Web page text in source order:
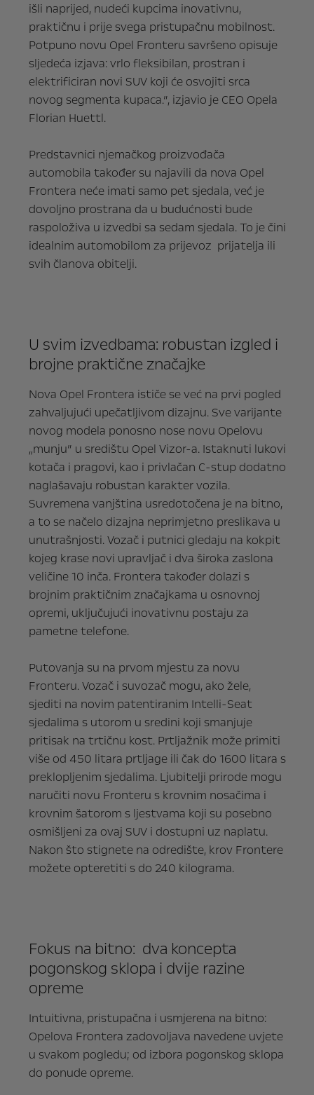
išli naprijed, nudeći kupcima inovativnu,
praktičnu i prije svega pristupačnu mobilnost.
Potpuno novu Opel Fronteru savršeno opisuje
sljedeća izjava: vrlo fleksibilan, prostran i
elektrificiran novi SUV koji će osvojiti srca
novog segmenta kupaca.”, izjavio je CEO Opela
Florian Huettl.
Predstavnici njemačkog proizvođača
automobila također su najavili da nova Opel
Frontera neće imati samo pet sjedala, već je
dovoljno prostrana da u budućnosti bude
raspoloživa u izvedbi sa sedam sjedala. To je čini
idealnim automobilom za prijevoz prijatelja ili
svih članova obitelji.
U svim izvedbama: robustan izgled i
brojne praktične značajke
Nova Opel Frontera ističe se već na prvi pogled
zahvaljujući upečatljivom dizajnu. Sve varijante
novog modela ponosno nose novu Opelovu
„munju” u središtu Opel Vizor-a. Istaknuti lukovi
kotača i pragovi, kao i privlačan C-stup dodatno
naglašavaju robustan karakter vozila.
Suvremena vanjština usredotočena je na bitno,
a to se načelo dizajna neprimjetno preslikava u
unutrašnjosti. Vozač i putnici gledaju na kokpit
kojeg krase novi upravljač i dva široka zaslona
veličine 10 inča. Frontera također dolazi s
brojnim praktičnim značajkama u osnovnoj
opremi, uključujući inovativnu postaju za
pametne telefone.
Putovanja su na prvom mjestu za novu
Fronteru. Vozač i suvozač mogu, ako žele,
sjediti na novim patentiranim Intelli-Seat
sjedalima s utorom u sredini koji smanjuje
pritisak na trtičnu kost. Prtljažnik može primiti
više od 450 litara prtljage ili čak do 1600 litara s
preklopljenim sjedalima. Ljubitelji prirode mogu
naručiti novu Fronteru s krovnim nosačima i
krovnim šatorom s ljestvama koji su posebno
osmišljeni za ovaj SUV i dostupni uz naplatu.
Nakon što stignete na odredište, krov Frontere
možete opteretiti s do 240 kilograma.
Fokus na bitno: dva koncepta
pogonskog sklopa i dvije razine
opreme
Intuitivna, pristupačna i usmjerena na bitno:
Opelova Frontera zadovoljava navedene uvjete
u svakom pogledu; od izbora pogonskog sklopa
do ponude opreme.